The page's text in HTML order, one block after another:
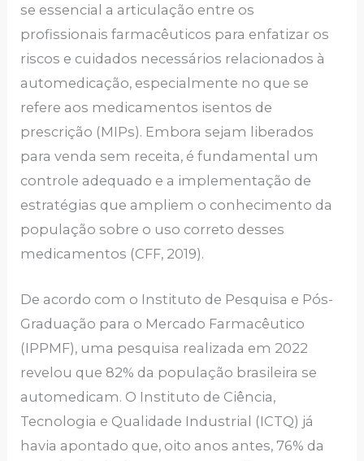
se essencial a articulação entre os
profissionais farmacêuticos para enfatizar os
riscos e cuidados necessários relacionados à
automedicação, especialmente no que se
refere aos medicamentos isentos de
prescrição (MIPs). Embora sejam liberados
para venda sem receita, é fundamental um
controle adequado e a implementação de
estratégias que ampliem o conhecimento da
população sobre o uso correto desses
medicamentos (CFF, 2019).
De acordo com o Instituto de Pesquisa e Pós-
Graduação para o Mercado Farmacêutico
(IPPMF), uma pesquisa realizada em 2022
revelou que 82% da população brasileira se
automedicam. O Instituto de Ciência,
Tecnologia e Qualidade Industrial (ICTQ) já
havia apontado que, oito anos antes, 76% da